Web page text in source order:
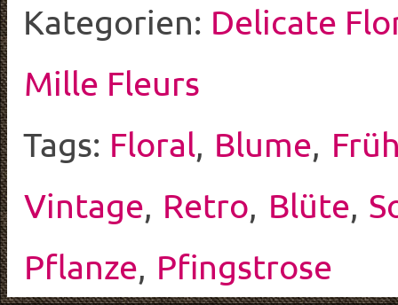
Kategorien: Delicate
Mille Fleurs
Tags: Floral, Blume,
Vintage, Retro, Blüte,
Pflanze, Pfingstrose